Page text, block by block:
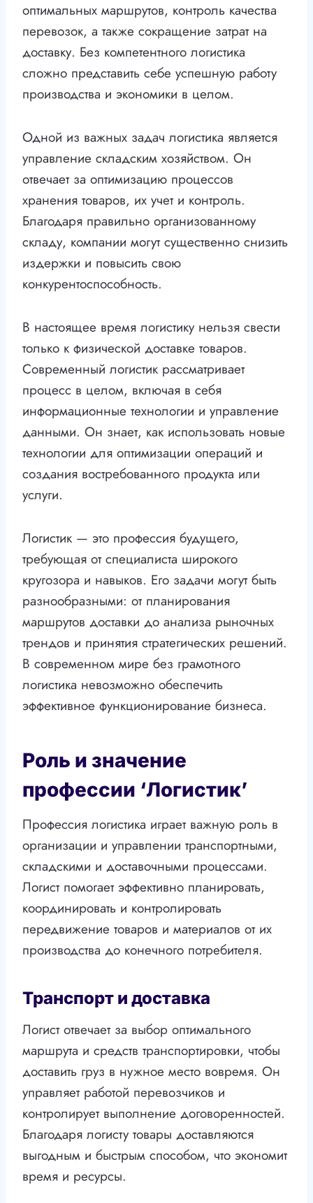
оптимальных маршрутов, контроль качества
перевозок, а также сокращение затрат на
доставку. Без компетентного логистика
сложно представить себе успешную работу
производства и экономики в целом.
Одной из важных задач логистика является
управление складским хозяйством. Он
отвечает за оптимизацию процессов
хранения товаров, их учет и контроль.
Благодаря правильно организованному
складу, компании могут существенно снизить
издержки и повысить свою
конкурентоспособность.
В настоящее время логистику нельзя свести
только к физической доставке товаров.
Современный логистик рассматривает
процесс в целом, включая в себя
информационные технологии и управление
данными. Он знает, как использовать новые
технологии для оптимизации операций и
создания востребованного продукта или
услуги.
Логистик — это профессия будущего,
требующая от специалиста широкого
кругозора и навыков. Его задачи могут быть
разнообразными: от планирования
маршрутов доставки до анализа рыночных
трендов и принятия стратегических решений.
В современном мире без грамотного
логистика невозможно обеспечить
эффективное функционирование бизнеса.
Роль и значение
профессии ‘Логистик’
Профессия логистика играет важную роль в
организации и управлении транспортными,
складскими и доставочными процессами.
Логист помогает эффективно планировать,
координировать и контролировать
передвижение товаров и материалов от их
производства до конечного потребителя.
Транспорт и доставка
Логист отвечает за выбор оптимального
маршрута и средств транспортировки, чтобы
доставить груз в нужное место вовремя. Он
управляет работой перевозчиков и
контролирует выполнение договоренностей.
Благодаря логисту товары доставляются
выгодным и быстрым способом, что экономит
время и ресурсы.